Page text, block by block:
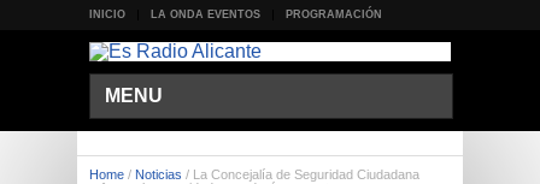
INICIO LA ONDA EVENTOS PROGRAMACIÓN
MENU
Home / Noticias / La Concejalía de Seguridad Ciudadana